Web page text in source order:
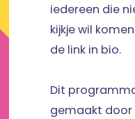
iedereen die
kijkje wil
de link in bio.
Dit
gemaakt door